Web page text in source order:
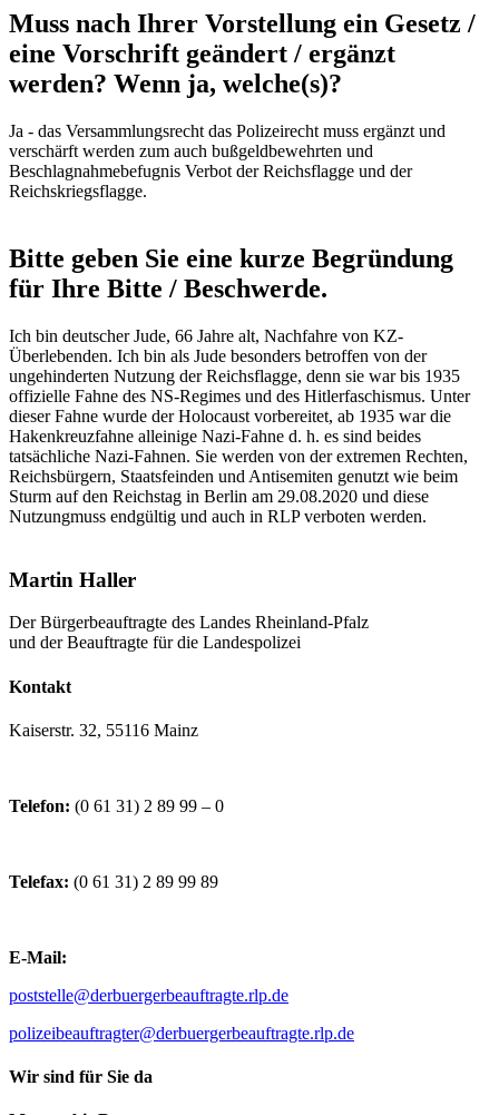
Muss nach Ihrer Vorstellung ein Gesetz /
eine Vorschrift geändert / ergänzt
werden? Wenn ja, welche(s)?
Ja - das Versammlungsrecht das Polizeirecht muss ergänzt und
verschärft werden zum auch bußgeldbewehrten und
Beschlagnahmebefugnis Verbot der Reichsflagge und der
Reichskriegsflagge.
Bitte geben Sie eine kurze Begründung
für Ihre Bitte / Beschwerde.
Ich bin deutscher Jude, 66 Jahre alt, Nachfahre von KZ-
Überlebenden. Ich bin als Jude besonders betroffen von der
ungehinderten Nutzung der Reichsflagge, denn sie war bis 1935
offizielle Fahne des NS-Regimes und des Hitlerfaschismus. Unter
dieser Fahne wurde der Holocaust vorbereitet, ab 1935 war die
Hakenkreuzfahne alleinige Nazi-Fahne d. h. es sind beides
tatsächliche Nazi-Fahnen. Sie werden von der extremen Rechten,
Reichsbürgern, Staatsfeinden und Antisemiten genutzt wie beim
Sturm auf den Reichstag in Berlin am 29.08.2020 und diese
Nutzungmuss endgültig und auch in RLP verboten werden.
Martin Haller
Der Bürgerbeauftragte des Landes Rheinland-Pfalz
und der Beauftragte für die Landespolizei
Kontakt
Kaiserstr. 32, 55116 Mainz
Telefon: (0 61 31) 2 89 99 – 0
Telefax: (0 61 31) 2 89 99 89
E-Mail:
poststelle@derbuergerbeauftragte.rlp.de
polizeibeauftragter@derbuergerbeauftragte.rlp.de
Wir sind für Sie da